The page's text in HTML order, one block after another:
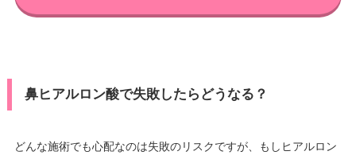
鼻ヒアルロン酸で失敗したらどうなる？
どんな施術でも心配なのは失敗のリスクですが、もしヒアルロン